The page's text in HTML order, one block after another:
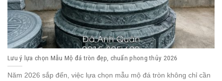
Lưu ý lựa chọn Mẫu Mộ đá tròn đẹp, chuẩn phong thủy 2026
Năm 2026 sắp đến, việc lựa chọn mẫu mộ đá tròn không chỉ cần